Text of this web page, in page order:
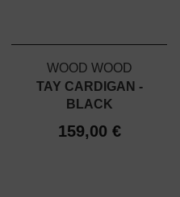
WOOD WOOD
TAY CARDIGAN -
BLACK
159,00 €